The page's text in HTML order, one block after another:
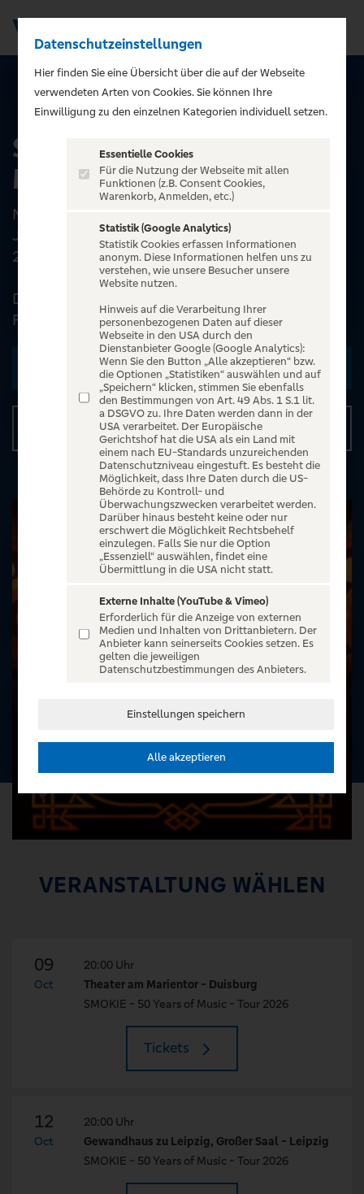
ALLE EVENTS
SMOKIE - 50 Years of
Music - Tour 2026
Nach den erfolgreichen Tourneen der letzten
Jahre setzen SMOKIEihre Erfolgsgeschichte
2026 fort!
Die legendäre Band begeistert seit Jahrzehnten
Fans...
Zu den Terminen
Details
VERANSTALTUNG WÄHLEN
09
Oct
20:00 Uhr
Theater am Marientor - Duisburg
SMOKIE - 50 Years of Music - Tour 2026
Tickets
12
Oct
20:00 Uhr
Gewandhaus zu Leipzig, Großer Saal - Leipzig
SMOKIE - 50 Years of Music - Tour 2026
Datenschutzeinstellungen
Hier finden Sie eine Übersicht über die auf der Webseite
verwendeten Arten von Cookies. Sie können Ihre
Einwilligung zu den einzelnen Kategorien individuell setzen.
Essentielle Cookies
Für die Nutzung der Webseite mit allen
Funktionen (z.B. Consent Cookies,
Warenkorb, Anmelden, etc.)
Statistik (Google Analytics)
Statistik Cookies erfassen Informationen
anonym. Diese Informationen helfen uns zu
verstehen, wie unsere Besucher unsere
Website nutzen.
Hinweis auf die Verarbeitung Ihrer
personenbezogenen Daten auf dieser
Webseite in den USA durch den
Dienstanbieter Google (Google Analytics):
Wenn Sie den Button „Alle akzeptieren“ bzw.
die Optionen „Statistiken“ auswählen und auf
„Speichern“ klicken, stimmen Sie ebenfalls
den Bestimmungen von Art. 49 Abs. 1 S.1 lit.
a DSGVO zu. Ihre Daten werden dann in der
USA verarbeitet. Der Europäische
Gerichtshof hat die USA als ein Land mit
einem nach EU-Standards unzureichenden
Datenschutzniveau eingestuft. Es besteht die
Möglichkeit, dass Ihre Daten durch die US-
Behörde zu Kontroll- und
Überwachungszwecken verarbeitet werden.
Darüber hinaus besteht keine oder nur
erschwert die Möglichkeit Rechtsbehelf
einzulegen. Falls Sie nur die Option
„Essenziell“ auswählen, findet eine
Übermittlung in die USA nicht statt.
Externe Inhalte (YouTube & Vimeo)
Erforderlich für die Anzeige von externen
Medien und Inhalten von Drittanbietern. Der
Anbieter kann seinerseits Cookies setzen. Es
gelten die jeweiligen
Datenschutzbestimmungen des Anbieters.
Einstellungen speichern
Alle akzeptieren